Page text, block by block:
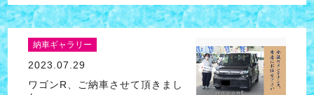
納車ギャラリー
2023.07.29
ワゴンR、ご納車させて頂きまし